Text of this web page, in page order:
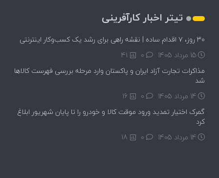
تیتر اخبار کارآفرینی
۳۰ روز، ۷ اقدام ساده | نقشه راهی برای رشد یک کسب‌وکار اینترنتی
15 مرداد 1405
41
مذاکرات تجارت آزاد ایران و پاکستان وارد مرحله بررسی فهرست کالاها
شد
14 مرداد 1405
16
گمرک اختیار تمدید ورود موقت کالا و خودرو را تا پایان شهریور ابلاغ
کرد
14 مرداد 1405
18